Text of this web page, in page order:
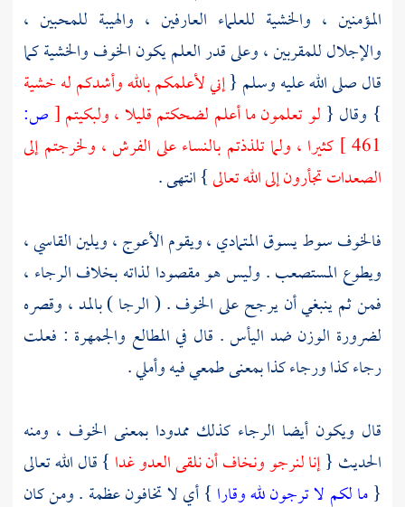
المؤمنين ، والخشية للعلماء العارفين ، والهيبة للمحبين ،
والإجلال للمقربين ، وعلى قدر العلم يكون الخوف والخشية كما
قال صلى الله عليه وسلم {إني لأعلمكم بالله وأشدكم له خشية
} وقال { لو تعلمون ما أعلم لضحكتم قليلا ، ولبكيتم[ص:
461 ] كثيرا ، ولما تلذذتم بالنساء على الفرش ، ولخرجتم إلى
الصعدات تجأرون إلى الله تعالى} انتهى .
فالخوف سوط يسوق المتمادي ، ويقوم الأعوج ، ويلين القاسي ،
ويطوع المستصعب . وليس هو مقصودا لذاته بخلاف الرجاء ،
فمن ثم ينبغي أن يرجح على الخوف . ( الرجا ) بالمد ، وقصره
لضرورة الوزن ضد اليأس . قال في المطالع والجمهرة : فعلت
رجاء كذا ورجاء كذا بمعنى طمعي فيه وأملي .
قال ويكون أيضا الرجاء كذلك ممدودا بمعنى الخوف ، ومنه
الحديث {إنا لنرجو ونخاف أن نلقى العدو غدا } قال الله تعالى
{ما لكم لا ترجون لله وقارا } أي لا تخافون عظمة . ومن كان